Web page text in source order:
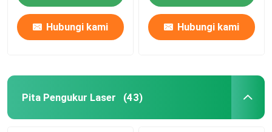
Hubungi kami Hubungi kami
Pita Pengukur Laser (43)